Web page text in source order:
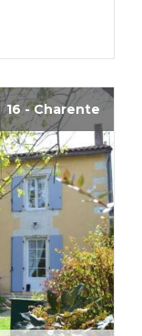
16 - Charente